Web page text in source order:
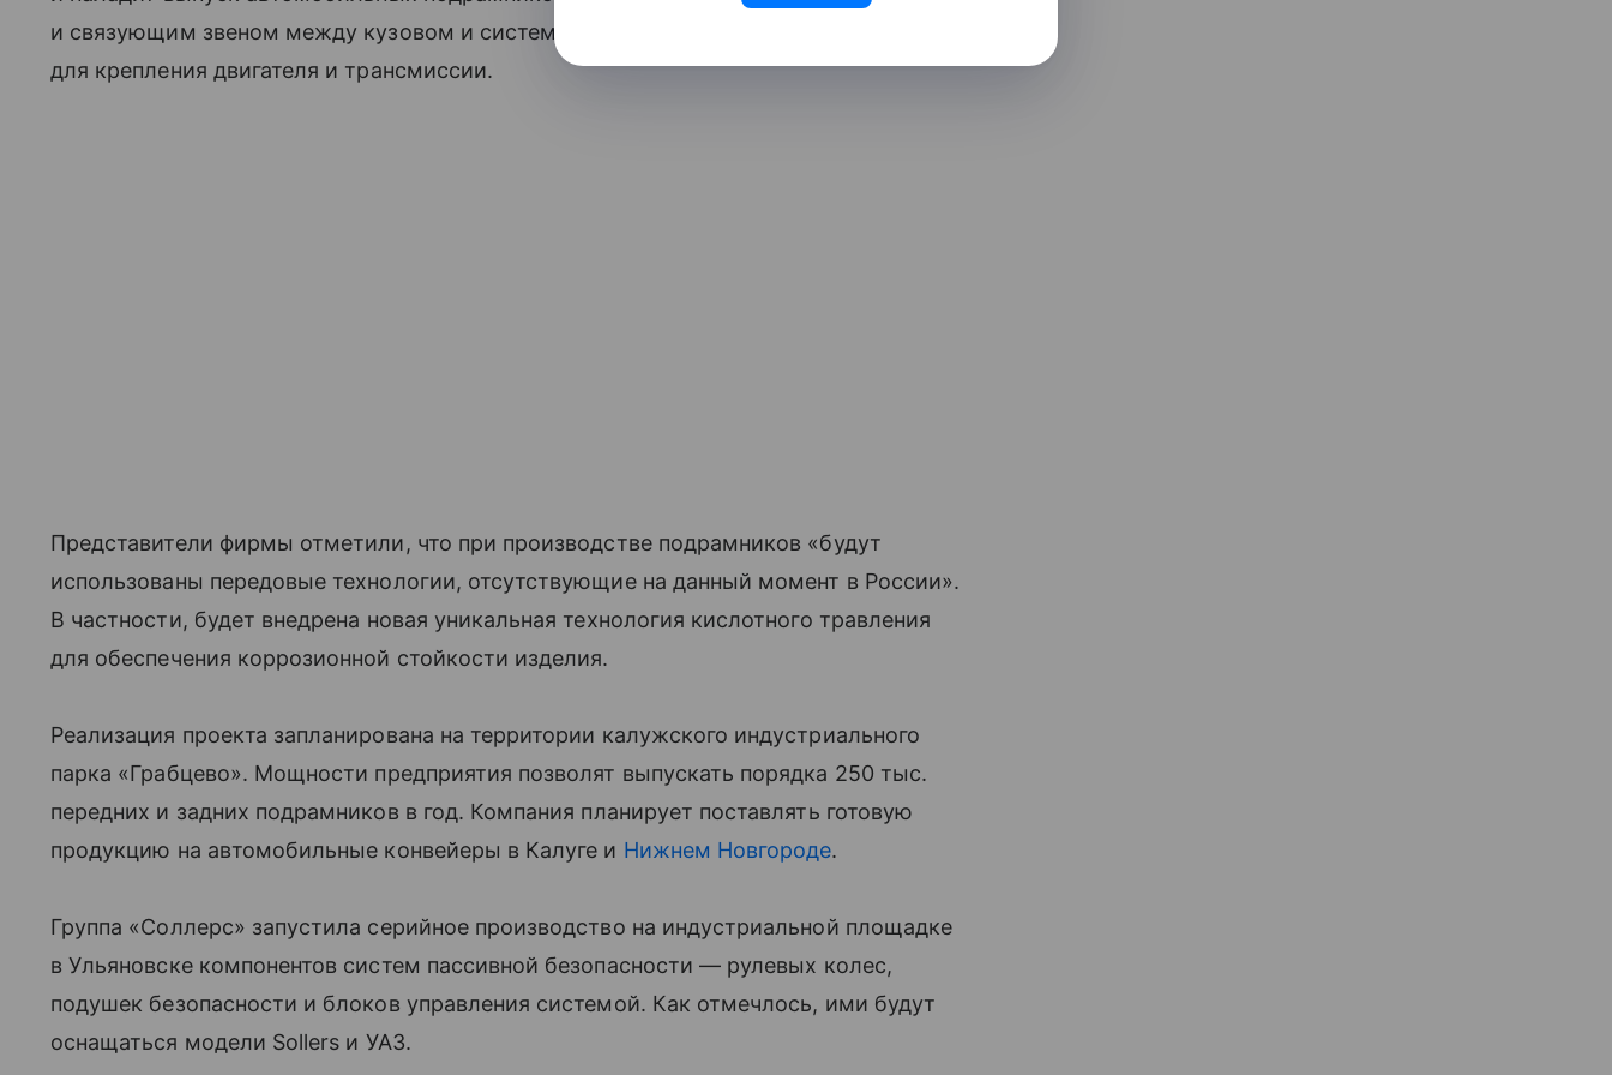
и связующим звеном между кузовом и системой подвески, а также предназначены
для крепления двигателя и трансмиссии.
Представители фирмы отметили, что при производстве подрамников «будут
использованы передовые технологии, отсутствующие на данный момент в России».
В частности, будет внедрена новая уникальная технология кислотного травления
для обеспечения коррозионной стойкости изделия.
Реализация проекта запланирована на территории калужского индустриального
парка «Грабцево». Мощности предприятия позволят выпускать порядка 250 тыс.
передних и задних подрамников в год. Компания планирует поставлять готовую
продукцию на автомобильные конвейеры в Калуге и Нижнем Новгороде.
Группа «Соллерс» запустила серийное производство на индустриальной площадке
в Ульяновске компонентов систем пассивной безопасности — рулевых колес,
подушек безопасности и блоков управления системой. Как отмечлось, ими будут
оснащаться модели Sollers и УАЗ.